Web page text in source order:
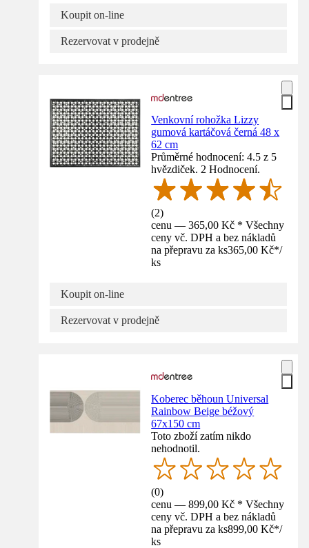
Koupit on-line
Rezervovat v prodejně
Venkovní rohožka Lizzy
gumová kartáčová černá 48 x
62 cm
Průměrné hodnocení: 4.5 z 5
hvězdiček. 2 Hodnocení.
(2)
cenu — 365,00 Kč * Všechny
ceny vč. DPH a bez nákladů
na přepravu za ks365,00 Kč*/
ks
Koupit on-line
Rezervovat v prodejně
Koberec běhoun Universal
Rainbow Beige béžový
67x150 cm
Toto zboží zatím nikdo
nehodnotil.
(0)
cenu — 899,00 Kč * Všechny
ceny vč. DPH a bez nákladů
na přepravu za ks899,00 Kč*/
ks